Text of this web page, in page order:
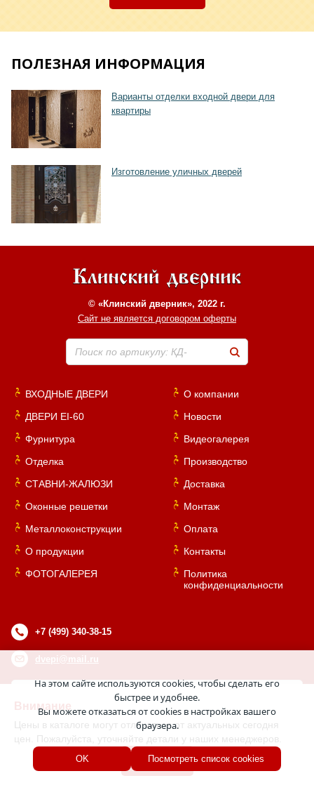
Внимание
Цены в каталоге могут отличаться от актуальных сегодня
цен. Пожалуйста, уточняйте детали у наших менеджеров.
Хорошо
Хочу такую
ПОЛЕЗНАЯ ИНФОРМАЦИЯ
Варианты отделки входной двери для
квартиры
Изготовление уличных дверей
© «Клинский дверник», 2022 г.
Сайт не является договором оферты
Поиск по артикулу: КД-
ВХОДНЫЕ ДВЕРИ
ДВЕРИ EI-60
Фурнитура
Отделка
СТАВНИ-ЖАЛЮЗИ
Оконные решетки
Металлоконструкции
О продукции
ФОТОГАЛЕРЕЯ
О компании
Новости
Видеогалерея
Производство
Доставка
Монтаж
Оплата
Контакты
Политика
конфиденциальности
+7 (499) 340-38-15
dvepi@mail.ru
Двери с боковыми фрамугами
Двери для школы
На этом сайте используются cookies, чтобы сделать его
быстрее и удобнее.
Вы можете отказаться от cookies в настройках вашего
браузера.
OK Посмотреть список cookies